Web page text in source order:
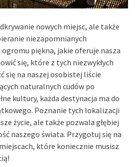
nowych miejsc, ale także
niezapomnianych
piękna, jakie oferuje nasza
się, które z tych niezwykłych
się na naszej osobistej liście
naturalnych cudów po
kultury, każda destynacja ma do
Poznanie tych lokalizacji
życie, ale także pozwala głębiej
naszego świata. Przygotuj się na
które koniecznie musisz